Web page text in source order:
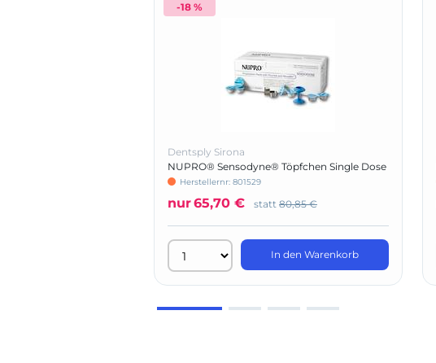
-18 %
Dentsply Sirona
NUPRO® Sensodyne® Töpfchen Single Dose
ohne Fluorid
Herstellernr: 801529
nur65,70 € statt 80,85 €
In den Warenkorb